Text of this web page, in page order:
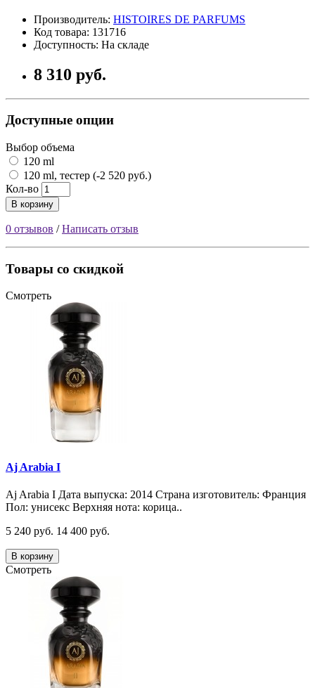
Производитель: HISTOIRES DE PARFUMS
Код товара: 131716
Доступность: На складе
8 310 руб.
Доступные опции
Выбор объема
120 ml
120 ml, тестер (-2 520 руб.)
Кол-во
В корзину
0 отзывов /Написать отзыв
Товары со скидкой
Смотреть
Aj Arabia I
Aj Arabia I Дата выпуска: 2014 Страна изготовитель: Франция
Пол: унисекс Верхняя нота: корица..
5 240 руб. 14 400 руб.
В корзину
Смотреть